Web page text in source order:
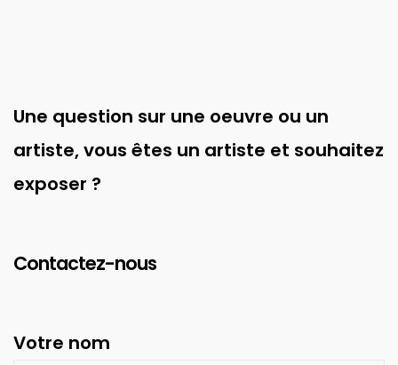
Une question sur une oeuvre ou un
artiste, vous êtes un artiste et souhaitez
exposer ?
Contactez-nous
Votre nom